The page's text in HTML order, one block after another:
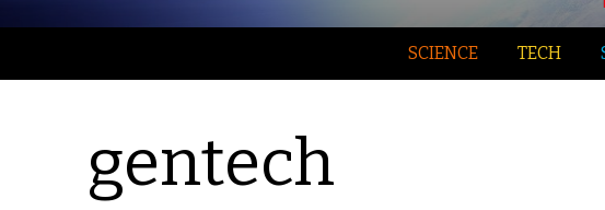
SCIENCE TECH
gentech